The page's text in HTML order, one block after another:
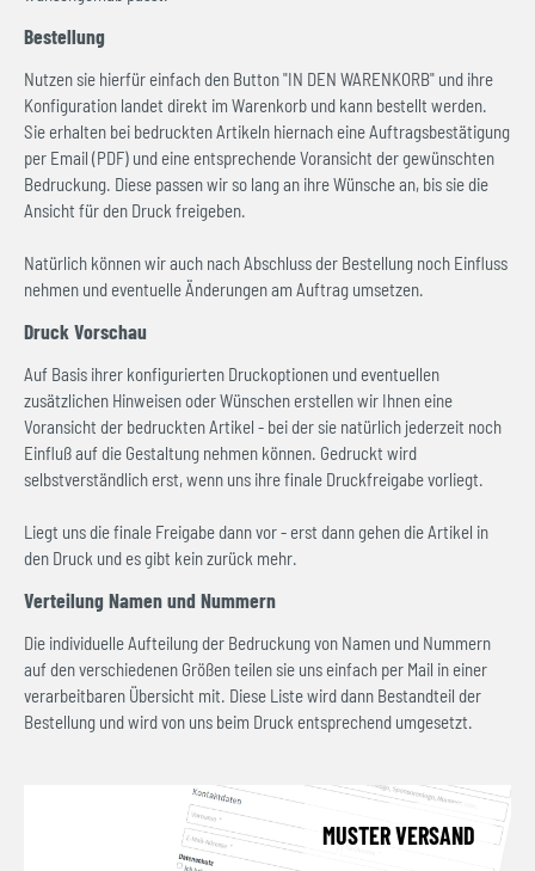
Bestellung
Nutzen sie hierfür einfach den Button "IN DEN WARENKORB" und ihre
Konfiguration landet direkt im Warenkorb und kann bestellt werden.
Sie erhalten bei bedruckten Artikeln hiernach eine Auftragsbestätigung
per Email (PDF) und eine entsprechende Voransicht der gewünschten
Bedruckung. Diese passen wir so lang an ihre Wünsche an, bis sie die
Ansicht für den Druck freigeben.
Natürlich können wir auch nach Abschluss der Bestellung noch Einfluss
nehmen und eventuelle Änderungen am Auftrag umsetzen.
Druck Vorschau
Auf Basis ihrer konfigurierten Druckoptionen und eventuellen
zusätzlichen Hinweisen oder Wünschen erstellen wir Ihnen eine
Voransicht der bedruckten Artikel - bei der sie natürlich jederzeit noch
Einfluß auf die Gestaltung nehmen können. Gedruckt wird
selbstverständlich erst, wenn uns ihre finale Druckfreigabe vorliegt.
Liegt uns die finale Freigabe dann vor - erst dann gehen die Artikel in
den Druck und es gibt kein zurück mehr.
Verteilung Namen und Nummern
Die individuelle Aufteilung der Bedruckung von Namen und Nummern
auf den verschiedenen Größen teilen sie uns einfach per Mail in einer
verarbeitbaren Übersicht mit. Diese Liste wird dann Bestandteil der
Bestellung und wird von uns beim Druck entsprechend umgesetzt.
MUSTER VERSAND